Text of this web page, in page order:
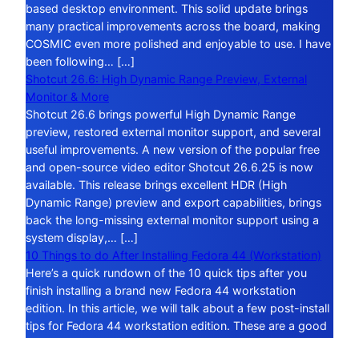
based desktop environment. This solid update brings
many practical improvements across the board, making
COSMIC even more polished and enjoyable to use. I have
been following… […]
Shotcut 26.6: High Dynamic Range Preview, External
Monitor & More
Shotcut 26.6 brings powerful High Dynamic Range
preview, restored external monitor support, and several
useful improvements. A new version of the popular free
and open-source video editor Shotcut 26.6.25 is now
available. This release brings excellent HDR (High
Dynamic Range) preview and export capabilities, brings
back the long-missing external monitor support using a
system display,… […]
10 Things to do After Installing Fedora 44 (Workstation)
Here’s a quick rundown of the 10 quick tips after you
finish installing a brand new Fedora 44 workstation
edition. In this article, we will talk about a few post-install
tips for Fedora 44 workstation edition. These are a good